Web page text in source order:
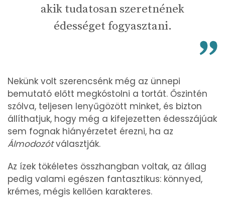
akik tudatosan szeretnének
édességet fogyasztani.
Nekünk volt szerencsénk még az ünnepi
bemutató előtt megkóstolni a tortát. Őszintén
szólva, teljesen lenyűgözött minket, és bizton
állíthatjuk, hogy még a kifejezetten édesszájúak
sem fognak hiányérzetet érezni, ha az
Álmodozótválasztják.
Az ízek tökéletes összhangban voltak, az állag
pedig valami egészen fantasztikus: könnyed,
krémes, mégis kellően karakteres.